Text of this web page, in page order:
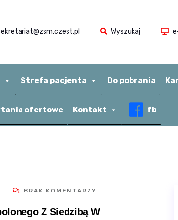
Wyszukaj
Strefa pacjenta Do pobrania
ofertowe Kontakt fb
BRAK KOMENTARZY
Z Siedzibą W